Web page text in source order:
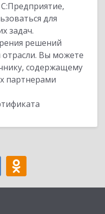
для
задач.
решений
Вы можете
содержащему
партнерами